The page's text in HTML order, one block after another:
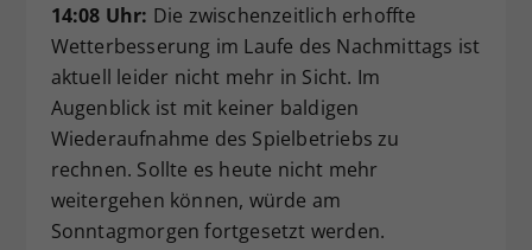
14:08 Uhr: Die zwischenzeitlich erhoffte
Wetterbesserung im Laufe des Nachmittags ist
aktuell leider nicht mehr in Sicht. Im
Augenblick ist mit keiner baldigen
Wiederaufnahme des Spielbetriebs zu
rechnen. Sollte es heute nicht mehr
weitergehen können, würde am
Sonntagmorgen fortgesetzt werden.